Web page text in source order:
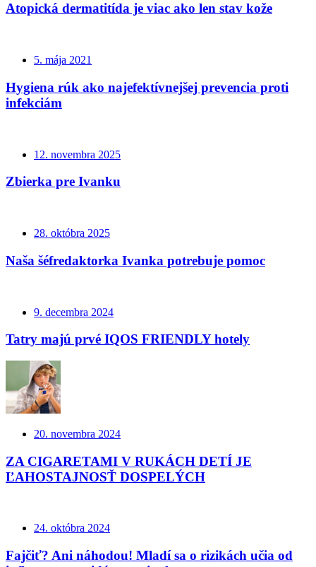
Atopická dermatitída je viac ako len stav kože
5. mája 2021
Hygiena rúk ako najefektívnejšej prevencia proti
infekciám
12. novembra 2025
Zbierka pre Ivanku
28. októbra 2025
Naša šéfredaktorka Ivanka potrebuje pomoc
9. decembra 2024
Tatry majú prvé IQOS FRIENDLY hotely
20. novembra 2024
ZA CIGARETAMI V RUKÁCH DETÍ JE
ĽAHOSTAJNOSŤ DOSPELÝCH
24. októbra 2024
Fajčiť? Ani náhodou! Mladí sa o rizikách učia od